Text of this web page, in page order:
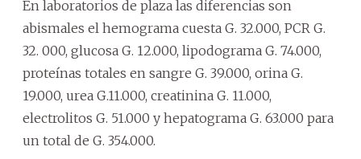
En laboratorios de plaza las diferencias son
abismales el hemograma cuesta G. 32.000, PCR G.
32. 000, glucosa G. 12.000, lipodograma G. 74.000,
proteínas totales en sangre G. 39.000, orina G.
19.000, urea G.11.000, creatinina G. 11.000,
electrolitos G. 51.000 y hepatograma G. 63.000 para
un total de G. 354.000.